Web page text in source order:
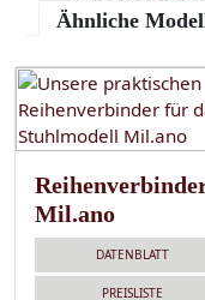
Ähnliche
Mil.ano
DATENBLATT
PREISLISTE